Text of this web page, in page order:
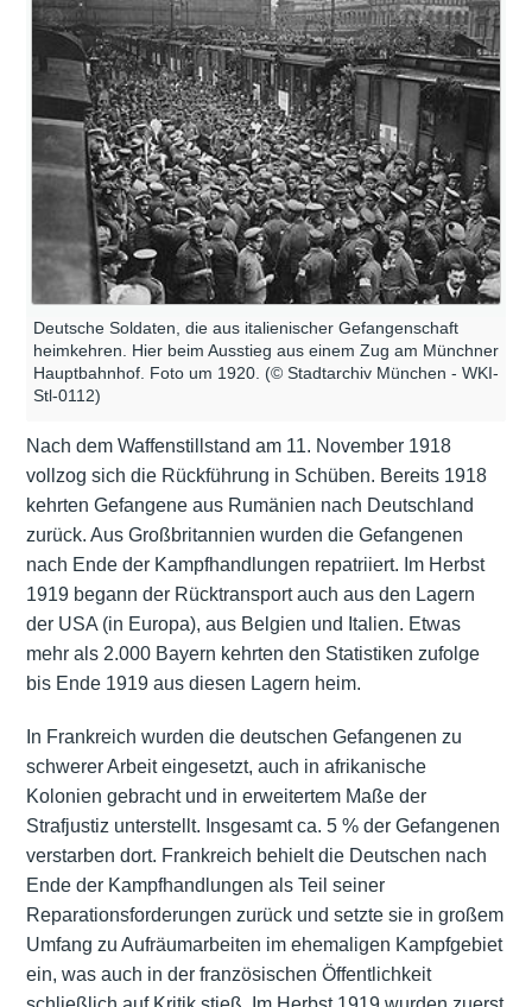
Deutsche Soldaten, die aus italienischer Gefangenschaft
heimkehren. Hier beim Ausstieg aus einem Zug am Münchner
Hauptbahnhof. Foto um 1920. (© Stadtarchiv München - WKI-
Stl-0112)
Nach dem Waffenstillstand am 11. November 1918
vollzog sich die Rückführung in Schüben. Bereits 1918
kehrten Gefangene aus Rumänien nach Deutschland
zurück. Aus Großbritannien wurden die Gefangenen
nach Ende der Kampfhandlungen repatriiert. Im Herbst
1919 begann der Rücktransport auch aus den Lagern
der USA (in Europa), aus Belgien und Italien. Etwas
mehr als 2.000 Bayern kehrten den Statistiken zufolge
bis Ende 1919 aus diesen Lagern heim.
In Frankreich wurden die deutschen Gefangenen zu
schwerer Arbeit eingesetzt, auch in afrikanische
Kolonien gebracht und in erweitertem Maße der
Strafjustiz unterstellt. Insgesamt ca. 5 % der Gefangenen
verstarben dort. Frankreich behielt die Deutschen nach
Ende der Kampfhandlungen als Teil seiner
Reparationsforderungen zurück und setzte sie in großem
Umfang zu Aufräumarbeiten im ehemaligen Kampfgebiet
ein, was auch in der französischen Öffentlichkeit